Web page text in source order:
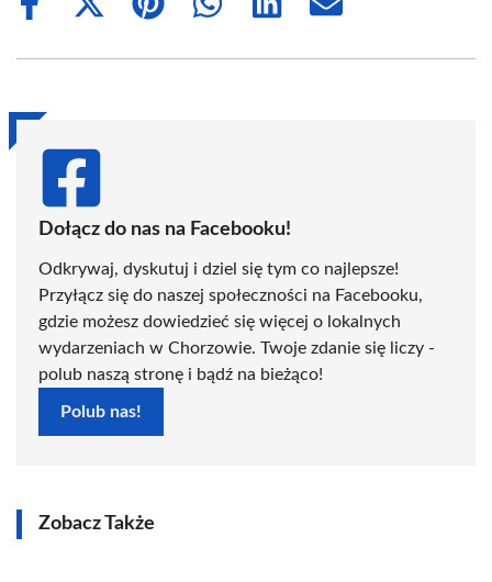
Share
Share
(Twitter)
Share
Share
Share
Share
Dołącz do nas na Facebooku!
Odkrywaj, dyskutuj i dziel się tym co najlepsze!
Przyłącz się do naszej społeczności na Facebooku,
gdzie możesz dowiedzieć się więcej o lokalnych
wydarzeniach w Chorzowie. Twoje zdanie się liczy -
polub naszą stronę i bądź na bieżąco!
Polub nas!
Zobacz Także